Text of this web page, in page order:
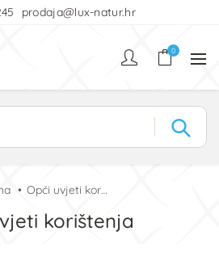
prodaja@lux-natur.hr
0
Opći uvjeti korištenja
korištenja